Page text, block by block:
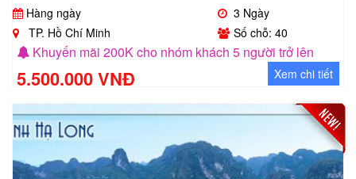
Hàng ngày
3 Ngày
TP. Hồ Chí Minh
Số chỗ: 40
Khuyến mãi 200K cho nhóm khách 5 người trở lên
5.500.000 VNĐ Xem chi tiết